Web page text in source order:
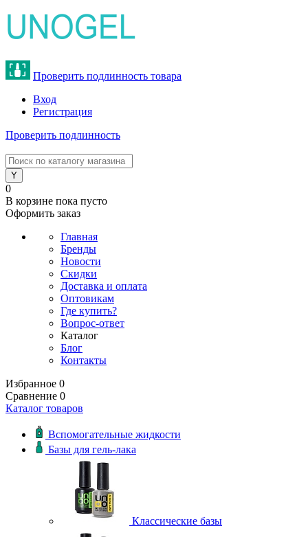
Проверить подлинность товара
Вход
Регистрация
Проверить подлинность
0
В корзине пока пусто
Оформить заказ
Главная
Бренды
Новости
Скидки
Доставка и оплата
Оптовикам
Где купить?
Вопрос-ответ
Каталог
Блог
Контакты
Избранное 0
Сравнение 0
Каталог товаров
Вспомогательные жидкости
Базы для гель-лака
Классические базы